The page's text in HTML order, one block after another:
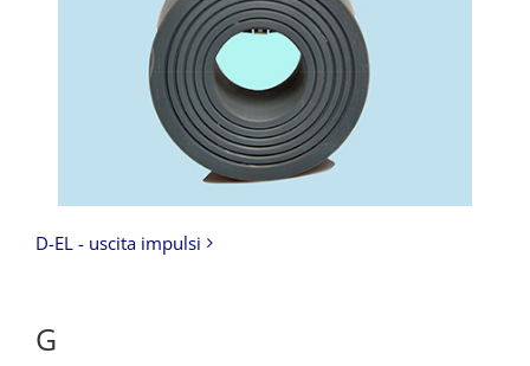
D-EL - uscita impulsi
G